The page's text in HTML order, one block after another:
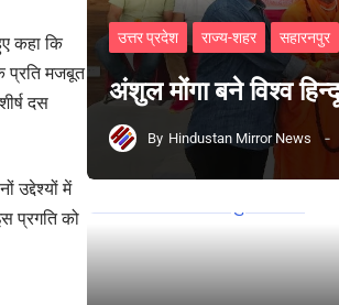
कहा कि
प्रति मजबूत
दस
उद्देश्यों में
प्रगति को
उत्तर प्रदेश राज्य-शहर सहारनपुर
अंशुल मोंगा बने विश्व
By Hindustan Mirror News